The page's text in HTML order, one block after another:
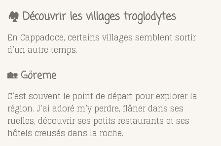
🏘️ Découvrir les villages troglodytes
En Cappadoce, certains villages semblent sortir
d’un autre temps.
🏡 Göreme
C’est souvent le point de départ pour explorer la
région. J’ai adoré m’y perdre, flâner dans ses
ruelles, découvrir ses petits restaurants et ses
hôtels creusés dans la roche.